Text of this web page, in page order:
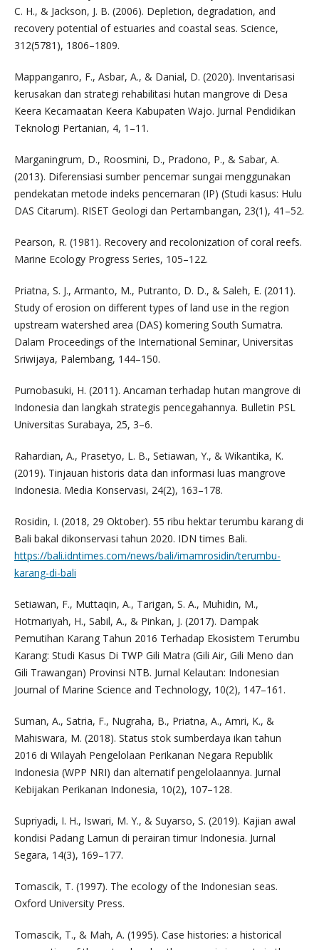
C. H., & Jackson, J. B. (2006). Depletion, degradation, and
recovery potential of estuaries and coastal seas. Science,
312(5781), 1806–1809.
Mappanganro, F., Asbar, A., & Danial, D. (2020). Inventarisasi
kerusakan dan strategi rehabilitasi hutan mangrove di Desa
Keera Kecamaatan Keera Kabupaten Wajo. Jurnal Pendidikan
Teknologi Pertanian, 4, 1–11.
Marganingrum, D., Roosmini, D., Pradono, P., & Sabar, A.
(2013). Diferensiasi sumber pencemar sungai menggunakan
pendekatan metode indeks pencemaran (IP) (Studi kasus: Hulu
DAS Citarum). RISET Geologi dan Pertambangan, 23(1), 41–52.
Pearson, R. (1981). Recovery and recolonization of coral reefs.
Marine Ecology Progress Series, 105–122.
Priatna, S. J., Armanto, M., Putranto, D. D., & Saleh, E. (2011).
Study of erosion on different types of land use in the region
upstream watershed area (DAS) komering South Sumatra.
Dalam Proceedings of the International Seminar, Universitas
Sriwijaya, Palembang, 144–150.
Purnobasuki, H. (2011). Ancaman terhadap hutan mangrove di
Indonesia dan langkah strategis pencegahannya. Bulletin PSL
Universitas Surabaya, 25, 3–6.
Rahardian, A., Prasetyo, L. B., Setiawan, Y., & Wikantika, K.
(2019). Tinjauan historis data dan informasi luas mangrove
Indonesia. Media Konservasi, 24(2), 163–178.
Rosidin, I. (2018, 29 Oktober). 55 ribu hektar terumbu karang di
Bali bakal dikonservasi tahun 2020. IDN times Bali.
https://bali.idntimes.com/news/bali/imamrosidin/terumbu-
karang-di-bali
Setiawan, F., Muttaqin, A., Tarigan, S. A., Muhidin, M.,
Hotmariyah, H., Sabil, A., & Pinkan, J. (2017). Dampak
Pemutihan Karang Tahun 2016 Terhadap Ekosistem Terumbu
Karang: Studi Kasus Di TWP Gili Matra (Gili Air, Gili Meno dan
Gili Trawangan) Provinsi NTB. Jurnal Kelautan: Indonesian
Journal of Marine Science and Technology, 10(2), 147–161.
Suman, A., Satria, F., Nugraha, B., Priatna, A., Amri, K., &
Mahiswara, M. (2018). Status stok sumberdaya ikan tahun
2016 di Wilayah Pengelolaan Perikanan Negara Republik
Indonesia (WPP NRI) dan alternatif pengelolaannya. Jurnal
Kebijakan Perikanan Indonesia, 10(2), 107–128.
Supriyadi, I. H., Iswari, M. Y., & Suyarso, S. (2019). Kajian awal
kondisi Padang Lamun di perairan timur Indonesia. Jurnal
Segara, 14(3), 169–177.
Tomascik, T. (1997). The ecology of the Indonesian seas.
Oxford University Press.
Tomascik, T., & Mah, A. (1995). Case histories: a historical